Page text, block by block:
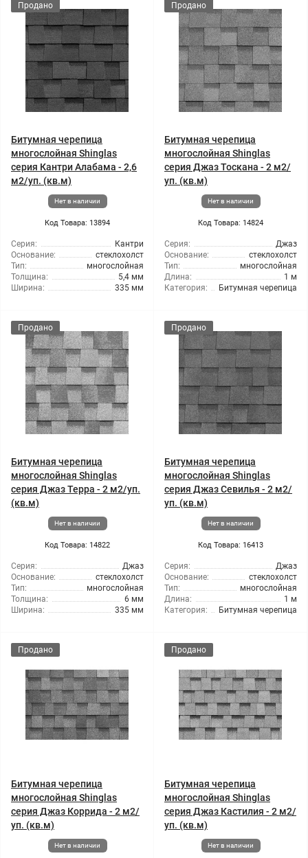
Продано
Битумная черепица
многослойная Shinglas
серия Кантри Алабама - 2,6
м2/уп. (кв.м)
Нет в наличии
Код Товара: 13894
Серия:
Кантри
Основание:
стеклохолст
Тип:
многослойная
Толщина:
5,4 мм
Ширина:
335 мм
Продано
Битумная черепица
многослойная Shinglas
серия Джаз Тоскана - 2 м2/
уп. (кв.м)
Нет в наличии
Код Товара: 14824
Серия:
Джаз
Основание:
стеклохолст
Тип:
многослойная
Длина:
1 м
Категория:
Битумная черепица
Продано
Битумная черепица
многослойная Shinglas
серия Джаз Терра - 2 м2/уп.
(кв.м)
Нет в наличии
Код Товара: 14822
Серия:
Джаз
Основание:
стеклохолст
Тип:
многослойная
Толщина:
6 мм
Ширина:
335 мм
Продано
Битумная черепица
многослойная Shinglas
серия Джаз Севилья - 2 м2/
уп. (кв.м)
Нет в наличии
Код Товара: 16413
Серия:
Джаз
Основание:
стеклохолст
Тип:
многослойная
Длина:
1 м
Категория:
Битумная черепица
Продано
Битумная черепица
многослойная Shinglas
серия Джаз Коррида - 2 м2/
уп. (кв.м)
Нет в наличии
Продано
Битумная черепица
многослойная Shinglas
серия Джаз Кастилия - 2 м2/
уп. (кв.м)
Нет в наличии